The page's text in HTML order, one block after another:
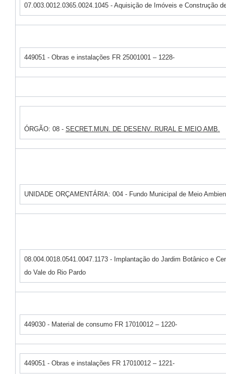
07.003.0012.0365.0024.1045 - Aquisição de Imóveis e Construção
449051 - Obras e instalações FR 25001001 – 1228-
ÓRGÃO: 08 - SECRET.MUN. DE DESENV. RURAL E MEIO AMB.
UNIDADE ORÇAMENTÁRIA: 004 - Fundo Municipal de Meio
08.004.0018.0541.0047.1173 - Implantação do Jardim Botânico e
do Vale do Rio Pardo
449030 - Material de consumo FR 17010012 – 1220-
449051 - Obras e instalações FR 17010012 – 1221-